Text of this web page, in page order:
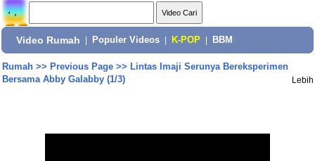
Video Rumah Populer Videos K-POP BBM
Rumah>> Previous Page>> Lintas Imaji Serunya Bereksperimen
Bersama Abby Galabby (1/3)
Lebih